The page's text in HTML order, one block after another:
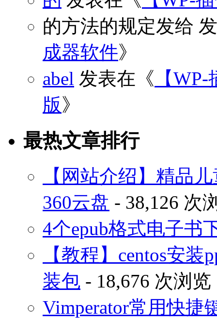
的方法的规定发给
成器软件》
abel 发表在《 【
版》
最热文章排行
【网站介绍】精品
360云盘 - 38,126 次
4个epub格式电子书
【教程】centos安
装包 - 18,676 次浏览
Vimperator常用快捷